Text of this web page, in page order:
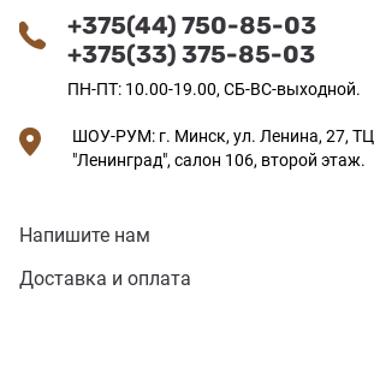
+375(44) 750-85-03
+375(33) 375-85-03
ПН-ПТ: 10.00-19.00, СБ-ВС-выходной.
ШОУ-РУМ: г. Минск, ул. Ленина, 27, ТЦ
"Ленинград", салон 106, второй этаж.
Напишите нам
Доставка и оплата